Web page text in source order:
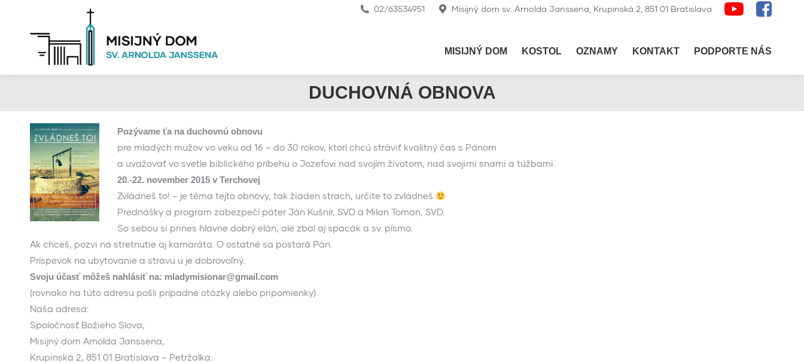
02/63534951 Misijný dom sv. Arnolda Janssena, Krupinská 2, 851 01 Bratislava
MISIJNÝ DOM KOSTOL OZNAMY KONTAKT PODPORTE NÁS
DUCHOVNÁ OBNOVA
Pozývame ťa na duchovnú obnovu
pre mladých mužov vo veku od 16 – do 30 rokov, ktorí chcú stráviť kvalitný čas s Pánom
a uvažovať vo svetle biblického príbehu o Jozefovi nad svojím životom, nad svojimi snami a túžbami.
20.-22. november 2015 v Terchovej
Zvládneš to! – je téma tejto obnovy, tak žiaden strach, určite to zvládneš
Prednášky a program zabezpečí páter Ján Kušnír, SVD a Milan Toman, SVD.
So sebou si prines hlavne dobrý elán, ale zbal aj spacák a sv. písmo.
Ak chceš, pozvi na stretnutie aj kamaráta. O ostatné sa postará Pán.
Príspevok na ubytovanie a stravu u je dobrovoľný.
Svoju účasť môžeš nahlásiť na: mladymisionar@gmail.com
(rovnako na túto adresu pošli prípadné otázky alebo pripomienky)
Naša adresa:
Spoločnosť Božieho Slova,
Misijný dom Arnolda Janssena,
Krupinská 2, 851 01 Bratislava – Petržalka.